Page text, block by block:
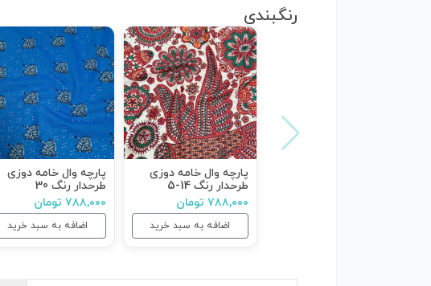
رنگبندی
پارچه وال خامه دوزی
طرحدار رنگ 14-5
۷۸۸,۰۰۰ تومان
اضافه به سبد خرید
پارچه وال خامه دوزی
طرحدار رنگ 30
۷۸۸,۰۰۰ تومان
اضافه به سبد خرید